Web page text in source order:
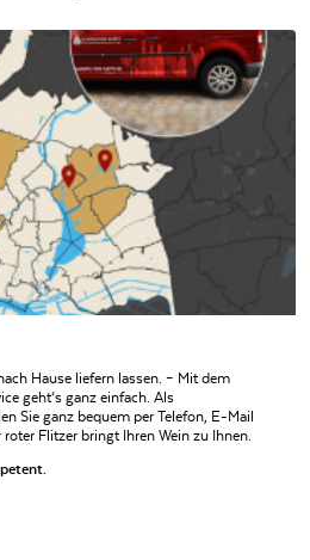
Hause liefern lassen. – Mit dem
geht‘s ganz einfach. Als
Sie ganz bequem per Telefon, E-Mail
Flitzer bringt Ihren Wein zu Ihnen.